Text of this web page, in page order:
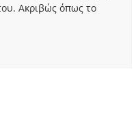
Ακριβώς όπως το